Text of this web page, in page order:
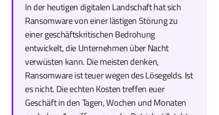
In der heutigen digitalen Landschaft hat sich
Ransomware von einer lästigen Störung zu
einer geschäftskritischen Bedrohung
entwickelt, die Unternehmen über Nacht
verwüsten kann. Die meisten denken,
Ransomware ist teuer wegen des Lösegelds. Ist
es nicht. Die echten Kosten treffen euer
Geschäft in den Tagen, Wochen und Monaten